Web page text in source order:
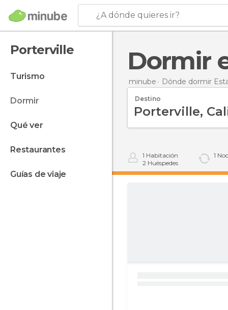
¿A dónde quieres ir?
Porterville
turismo
dormir
qué ver
restaurantes
guías de viaje
minube Dónde dormir
Destino
1 Habitación
2 Huéspedes
1